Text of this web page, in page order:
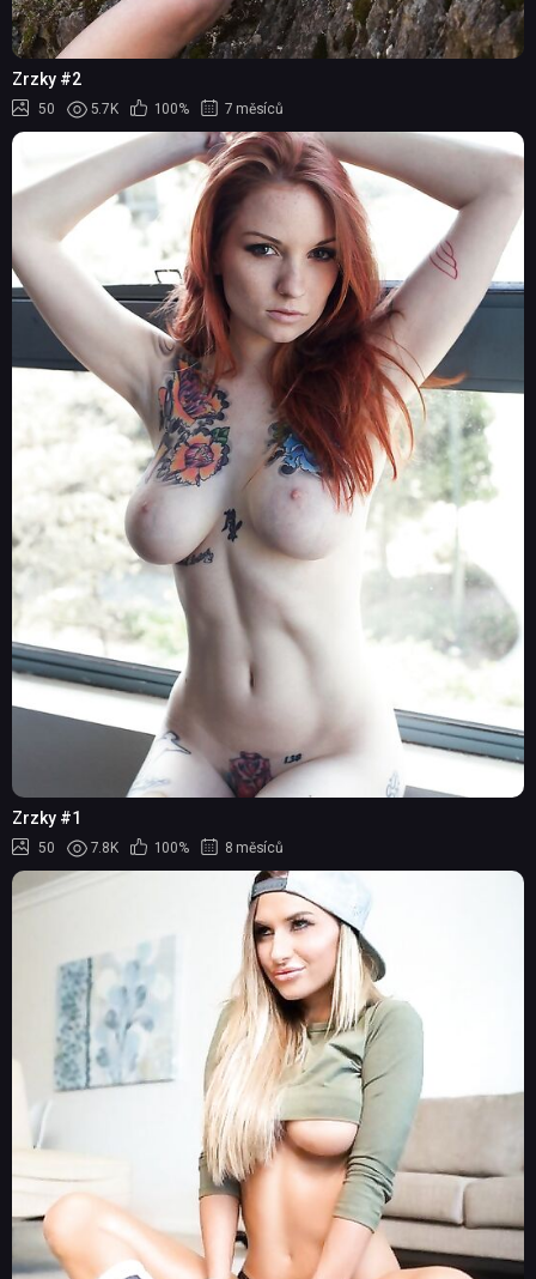
Zrzky #2
50 5.7K 100% 7 měsíců
Zrzky #1
50 7.8K 100% 8 měsíců